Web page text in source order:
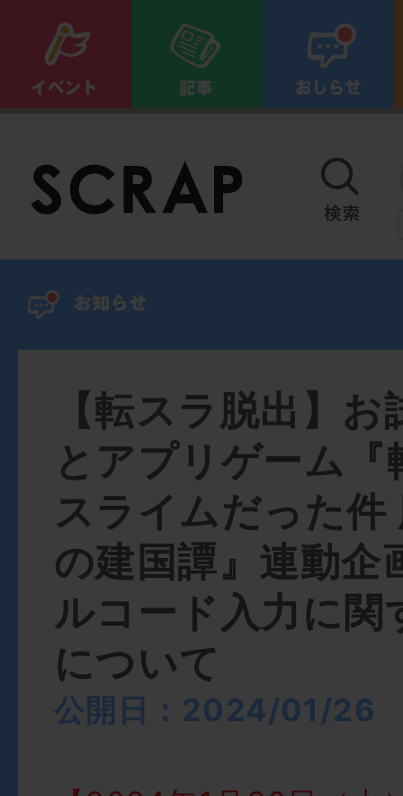
【転スラ脱出】
とアプリゲーム『
スライムだった件
の建国譚』連動企
ルコード入力に関
について
公開日：2024/01/26